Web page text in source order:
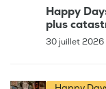
Happy
plus
30 juillet 2026